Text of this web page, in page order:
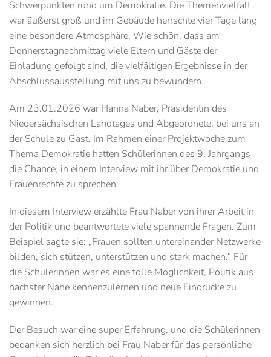
Schwerpunkten rund um Demokratie. Die Themenvielfalt
war äußerst groß und im Gebäude herrschte vier Tage lang
eine besondere Atmosphäre. Wie schön, dass am
Donnerstagnachmittag viele Eltern und Gäste der
Einladung gefolgt sind, die vielfältigen Ergebnisse in der
Abschlussausstellung mit uns zu bewundern.
Am 23.01.2026 warHanna Naber, Präsidentin des
Niedersächsischen Landtages und Abgeordnete, bei uns an
der Schule zu Gast. Im Rahmen einer Projektwoche zum
Thema Demokratie hatten Schülerinnen des 9. Jahrgangs
die Chance, in einem Interview mit ihr über Demokratie und
Frauenrechte zu sprechen.
In diesem Interview erzählte Frau Naber von ihrer Arbeit in
der Politik und beantwortete viele spannende Fragen. Zum
Beispiel sagte sie: „Frauen sollten untereinander Netzwerke
bilden, sich stützen, unterstützen und stark machen.“ Für
die Schülerinnen war es eine tolle Möglichkeit, Politik aus
nächster Nähe kennenzulernen und neue Eindrücke zu
gewinnen.
Der Besuch war eine super Erfahrung, und die Schülerinnen
bedanken sich herzlich bei Frau Naber für das persönliche